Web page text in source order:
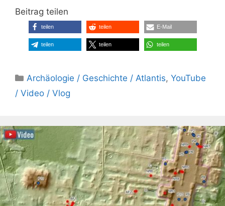
Beitrag teilen
teilen teilen E-Mail
teilen teilen teilen
Kategorien
Archäologie / Geschichte / Atlantis,YouTube
/ Video / Vlog